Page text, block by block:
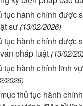
tục hành chính được
sư (13/02/2026)
tục hành chính được
pháp luật (13/02/
tục hành chính lĩnh
2026)
thủ tục hành